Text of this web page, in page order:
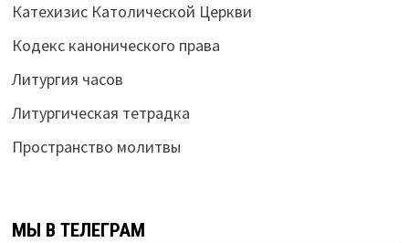
Катехизис Католической Церкви
Кодекс канонического права
Литургия часов
Литургическая тетрадка
Пространство молитвы
МЫ В ТЕЛЕГРАМ